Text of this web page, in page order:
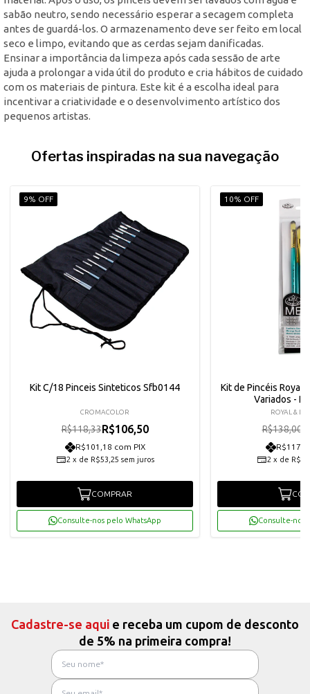
sabão neutro, sendo necessário esperar a secagem completa
antes de guardá-los. O armazenamento deve ser feito em local
seco e limpo, evitando que as cerdas sejam danificadas.
Ensinar a importância da limpeza após cada sessão de arte
ajuda a prolongar a vida útil do produto e cria hábitos de cuidado
com os materiais de pintura. Este kit é a escolha ideal para
incentivar a criatividade e o desenvolvimento artístico dos
pequenos artistas.
Ofertas inspiradas na sua navegação
9% OFF
Kit C/18 Pinceis Sinteticos Sfb0144
CROMACOLOR
R$118,33R$106,50
R$101,18 com PIX
2 x de R$53,25 sem juros
COMPRAR
Consulte-nos pelo WhatsApp
10% OFF
Kit de Pincéis Royal
Variados -
ROYAL &
R$138,00
2 x de
Consulte-nos
Cadastre-se aqui e receba um cupom de desconto
de 5% na primeira compra!